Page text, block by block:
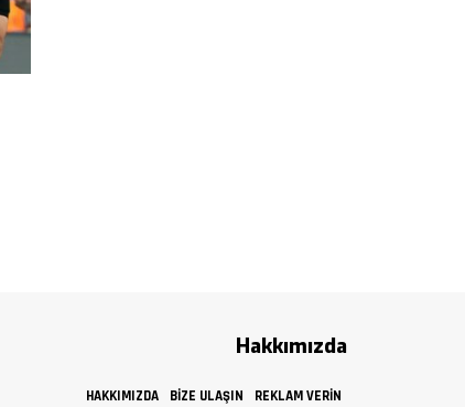
Hakkımızda
HAKKIMIZDA BIZE ULAŞIN REKLAM VERIN